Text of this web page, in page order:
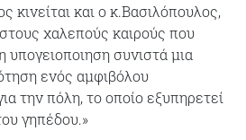
κινείται και ο κ.Βασιλόπουλος,
χαλεπούς καιρούς που
συνιστά μια
ενός αμφιβόλου
την πόλη, το οποίο εξυπηρετεί
γηπέδου.»